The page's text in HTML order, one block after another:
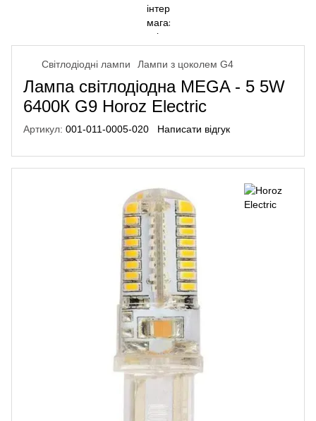
Світлодіодні лампи Лампи з цоколем G4
Лампа світлодіодна MEGA - 5 5W
6400К G9 Horoz Electric
Артикул: 001-011-0005-020 Написати відгук